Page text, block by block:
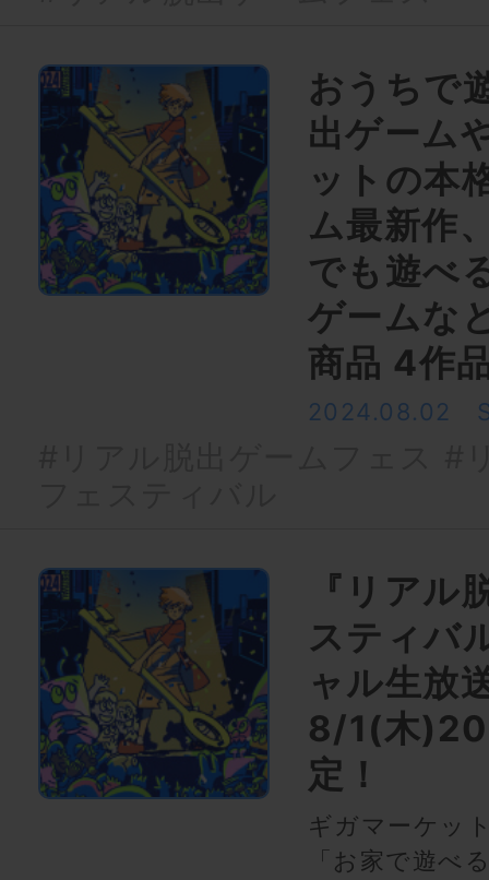
おうちで
出ゲーム
ットの本
ム最新作
でも遊べ
ゲームな
商品 4作
2024.08.02
『リアル
スティバ
ャル生放
8/1(木
定！
ギガマーケッ
「お家で遊べ